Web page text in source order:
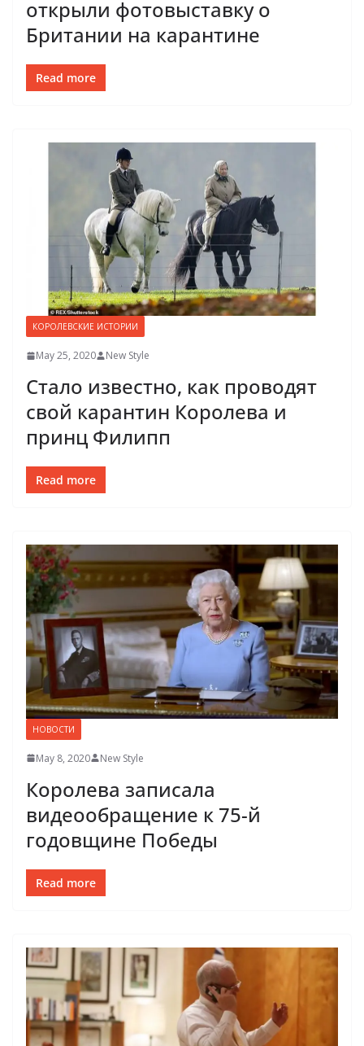
открыли фотовыставку о
Британии на карантине
Read more
КОРОЛЕВСКИЕ ИСТОРИИ
May 25, 2020 New Style
Стало известно, как проводят
свой карантин Королева и
принц Филипп
Read more
НОВОСТИ
May 8, 2020 New Style
Королева записала
видеообращение к 75-й
годовщине Победы
Read more